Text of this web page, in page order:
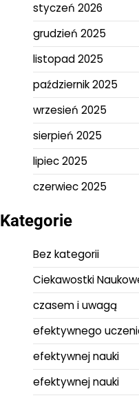
styczeń 2026
grudzień 2025
listopad 2025
październik 2025
wrzesień 2025
sierpień 2025
lipiec 2025
czerwiec 2025
Kategorie
Bez kategorii
Ciekawostki
czasem i uwagą
efektywnego
efektywnej nauki
efektywnej nauki